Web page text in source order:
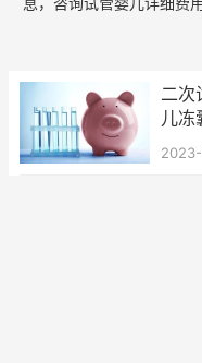
二次
儿冻
要花